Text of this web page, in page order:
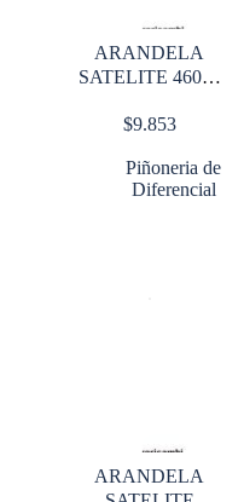
ARANDELA
SATELITE 46000
$9.853
Piñoneria de
Diferencial
ARANDELA